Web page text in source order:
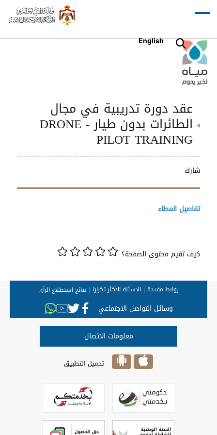
English
عقد دورة تدريبية في مجال
الطائرات بدون طيار - DRONE
PILOT TRAINING
شارك
تفاصيل العطاء
كيف تقيم محتوى الصفحة؟
روابط مفيدة الاسئلة الاكثر تكرارا نتائج استطلاع الرأي
وسائل التواصل الاجتماعي
معلومات الاتصال
تحميل التطبيق